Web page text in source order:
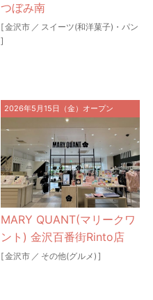
つぼみ南
[金沢市 ／ スイーツ(和洋菓子)・パン
]
2026年5月15日（金）オープン
MARY QUANT(マリークワ
ント) 金沢百番街Rinto店
[金沢市 ／ その他(グルメ) ]